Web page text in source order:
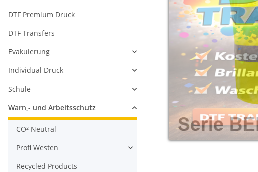
DTF Premium Druck
DTF Transfers
Evakuierung
Individual Druck
Schule
Warn,- und Arbeitsschutz
CO² Neutral
Profi Westen
Recycled Products